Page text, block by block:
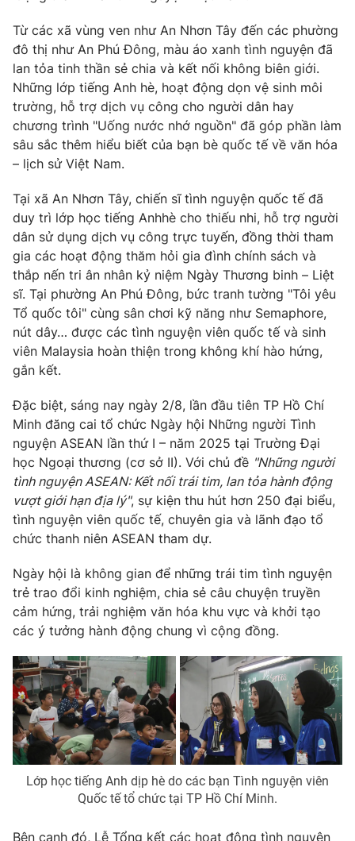
Thị trường
Tư vấn
Lịch phát sóng
Chuyên mục khác
Emagazine Podcast
Photo Infographic
Video Shorts video
VTV Money VTV Thể thao
VTV Sức khoẻ Bất động sản
Thị trường 24h Tấm lòng Việt
VTV9 VTV8
Liên hệ tòa soạn English
Theo dõi báo trên
Cơ quan chủ quản:Đài Truyền hình Việt Nam
Cơ quan báo chí:Thời báo VTV
Giấy phép hoạt động báo in và báo điện tử số 483/GP-BTTTT
cấp ngày 29/12/2023
Tổng Biên tập:Vũ Thanh Thủy
Phó Tổng Biên tập:Nguyễn Thị Mỹ Hạnh, Phạm Quốc Thắng,
Nguyễn Trọng Ninh
Từ các xã vùng ven như An Nhơn Tây đến các phường
đô thị như An Phú Đông, màu áo xanh tình nguyện đã
lan tỏa tinh thần sẻ chia và kết nối không biên giới.
Những lớp tiếng Anh hè, hoạt động dọn vệ sinh môi
trường, hỗ trợ dịch vụ công cho người dân hay
chương trình "Uống nước nhớ nguồn" đã góp phần làm
sâu sắc thêm hiểu biết của bạn bè quốc tế về văn hóa
– lịch sử Việt Nam.
Tại xã An Nhơn Tây, chiến sĩ tình nguyện quốc tế đã
duy trì lớp học tiếng Anhhè cho thiếu nhi, hỗ trợ người
dân sử dụng dịch vụ công trực tuyến, đồng thời tham
gia các hoạt động thăm hỏi gia đình chính sách và
thắp nến tri ân nhân kỷ niệm Ngày Thương binh – Liệt
sĩ. Tại phường An Phú Đông, bức tranh tường "Tôi yêu
Tổ quốc tôi" cùng sân chơi kỹ năng như Semaphore,
nút dây… được các tình nguyện viên quốc tế và sinh
viên Malaysia hoàn thiện trong không khí hào hứng,
gắn kết.
Đặc biệt, sáng nay ngày 2/8, lần đầu tiên TP Hồ Chí
Minh đăng cai tổ chức Ngày hội Những người Tình
nguyện ASEAN lần thứ I – năm 2025 tại Trường Đại
học Ngoại thương (cơ sở II). Với chủ đề "Những người
tình nguyện ASEAN: Kết nối trái tim, lan tỏa hành động
vượt giới hạn địa lý", sự kiện thu hút hơn 250 đại biểu,
tình nguyện viên quốc tế, chuyên gia và lãnh đạo tổ
chức thanh niên ASEAN tham dự.
Ngày hội là không gian để những trái tim tình nguyện
trẻ trao đổi kinh nghiệm, chia sẻ câu chuyện truyền
cảm hứng, trải nghiệm văn hóa khu vực và khởi tạo
các ý tưởng hành động chung vì cộng đồng.
Lớp học tiếng Anh dịp hè do các bạn Tình nguyện viên
Quốc tế tổ chức tại TP Hồ Chí Minh.
Bên cạnh đó, Lễ Tổng kết các hoạt động tình nguyện